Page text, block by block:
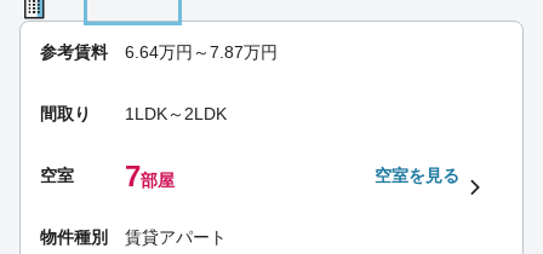
参考賃料 6.64万円～7.87万円
間取り 1LDK～2LDK
空室 7部屋 空室を見る
物件種別 賃貸アパート